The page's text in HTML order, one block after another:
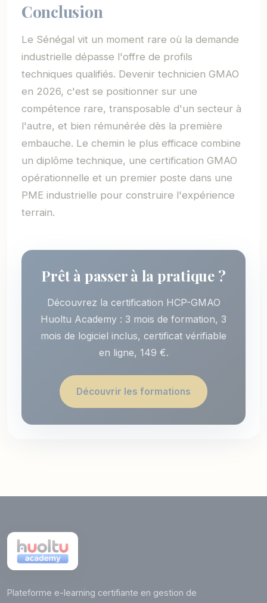
Conclusion
Le Sénégal vit un moment rare où la demande
industrielle dépasse l'offre de profils
techniques qualifiés. Devenir technicien GMAO
en 2026, c'est se positionner sur une
compétence rare, transposable d'un secteur à
l'autre, et bien rémunérée dès la première
embauche. Le chemin le plus efficace combine
un diplôme technique, une certification GMAO
opérationnelle et un premier poste dans une
PME industrielle pour construire l'expérience
terrain.
Prêt à passer à la pratique ?
Découvrez la certification HCP-GMAO
Huoltu Academy : 3 mois de formation, 3
mois de logiciel inclus, certificat vérifiable
en ligne, 149 €.
Découvrir les formations
Plateforme e-learning certifiante en gestion de